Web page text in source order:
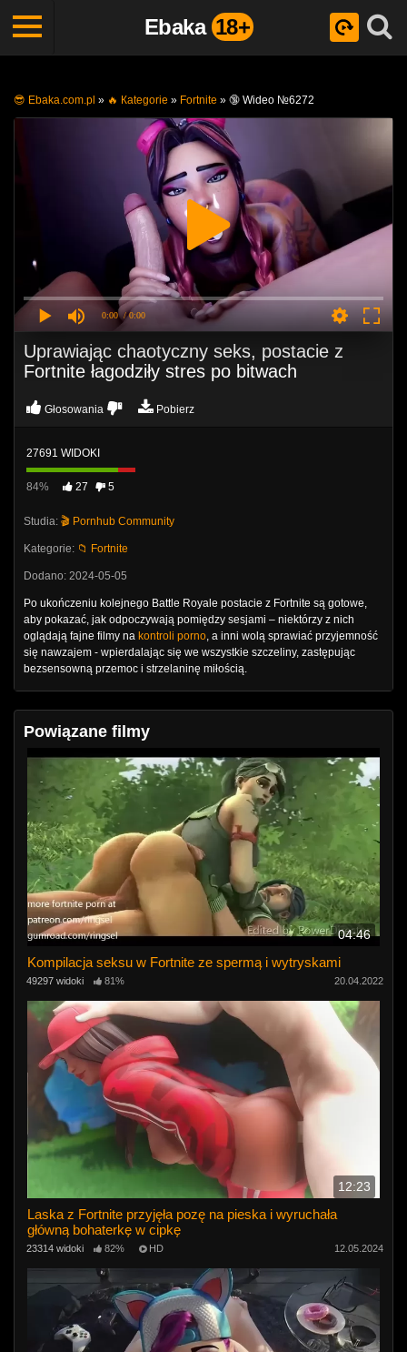
Ebaka 18+
😎 Ebaka.com.pl » 🔥 Кategorie » Fortnite » 🔞 Wideo №6272
0:00 / 0:00
Uprawiając chaotyczny seks, postacie z
Fortnite łagodziły stres po bitwach
Głosowania Pobierz
27691 WIDOKI
84% 27 5
Studia: 🎬 Pornhub Community
Kategorie: 📁 Fortnite
Dodano: 2024-05-05
Po ukończeniu kolejnego Battle Royale postacie z Fortnite są gotowe,
aby pokazać, jak odpoczywają pomiędzy sesjami – niektórzy z nich
oglądają fajne filmy na kontroli porno, a inni wolą sprawiać przyjemność
się nawzajem - wpierdalając się we wszystkie szczeliny, zastępując
bezsensowną przemoc i strzelaninę miłością.
Powiązane filmy
04:46
Kompilacja seksu w Fortnite ze spermą i wytryskami
49297 widoki 81% 20.04.2022
12:23
Laska z Fortnite przyjęła pozę na pieska i wyruchała
główną bohaterkę w cipkę
23314 widoki 82% HD 12.05.2024